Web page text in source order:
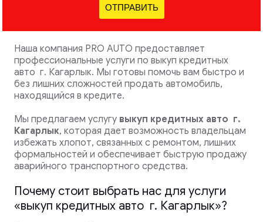
ОТПРАВИТЬ
Наша компания PRO AUTO предоставляет
профессиональные услуги по выкуп кредитных
авто г. Кагарлык. Мы готовы помочь вам быстро и
без лишних сложностей продать автомобиль,
находящийся в кредите.
Мы предлагаем услугу выкуп кредитных авто г.
Кагарлык, которая дает возможность владельцам
избежать хлопот, связанных с ремонтом, лишних
формальностей и обеспечивает быструю продажу
аварийного транспортного средства.
Почему стоит выбрать нас для услуги
«выкуп кредитных авто г. Кагарлык»?